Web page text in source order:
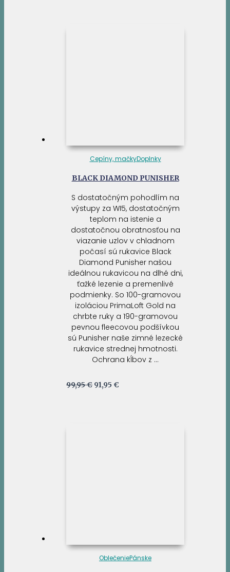
Cepíny, mačkyDoplnky
BLACK DIAMOND PUNISHER
S dostatočným pohodlím na
výstupy za WI5, dostatočným
teplom na istenie a
dostatočnou obratnosťou na
viazanie uzlov v chladnom
počasí sú rukavice Black
Diamond Punisher našou
ideálnou rukavicou na dlhé dni,
ťažké lezenie a premenlivé
podmienky. So 100-gramovou
izoláciou PrimaLoft Gold na
chrbte ruky a 190-gramovou
pevnou fleecovou podšívkou
sú Punisher naše zimné lezecké
rukavice strednej hmotnosti.
Ochrana kĺbov z …
99,95€ Pôvodná
91,95 €
OblečeniePánske